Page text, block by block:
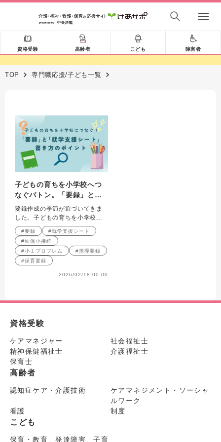
資格受験 高齢者 こども 障害者
TOP 専門職応援/子ども一覧
子どもの育ちを小学校へつ
なぐバトン。「要録」と
「就学支援シート」書き方
のポイント
要録作成の季節が近づいてきま
した。子どもの育ちを小学校へ
円滑につなぐための書き方のコ
ツを紹介します。
#要録
#就学支援シート
#幼保小接続
#小１プロブレム
#指導要録
#保育要録
2026/02/18 00:00
資格受験
ケアマネジャー
社会福祉士
精神保健福祉士
介護福祉士
保育士
高齢者
認知症ケア・介護技術
ケアマネジメント・ソーシャ
ルワーク
看護
制度
こども
保育・教育 発達障害 子育